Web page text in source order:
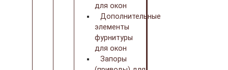
для окон
Дополнительные
элементы
фурнитуры
для окон
Запоры